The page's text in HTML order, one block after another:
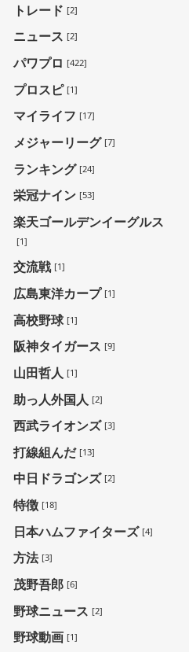
トレード [2]
ニュース [2]
パワプロ [422]
プロスピ [1]
マイライフ [17]
メジャーリーグ [7]
ランキング [24]
栄冠ナイン [53]
楽天ゴールデンイーグルス
[1]
交流戦 [1]
広島東洋カープ [1]
高校野球 [1]
阪神タイガース [9]
山田哲人 [1]
助っ人外国人 [2]
西武ライオンズ [3]
打線組んだ [13]
中日ドラゴンズ [2]
特徴 [18]
日本ハムファイターズ [4]
方法 [3]
茂野吾郎 [6]
野球ニュース [2]
野球動画 [1]